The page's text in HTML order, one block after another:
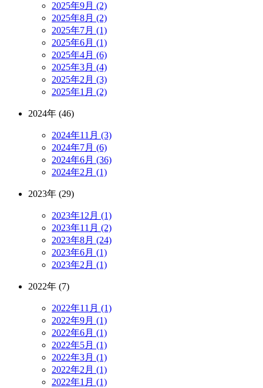
2025年9月 (2)
2025年8月 (2)
2025年7月 (1)
2025年6月 (1)
2025年4月 (6)
2025年3月 (4)
2025年2月 (3)
2025年1月 (2)
2024年 (46)
2024年11月 (3)
2024年7月 (6)
2024年6月 (36)
2024年2月 (1)
2023年 (29)
2023年12月 (1)
2023年11月 (2)
2023年8月 (24)
2023年6月 (1)
2023年2月 (1)
2022年 (7)
2022年11月 (1)
2022年9月 (1)
2022年6月 (1)
2022年5月 (1)
2022年3月 (1)
2022年2月 (1)
2022年1月 (1)